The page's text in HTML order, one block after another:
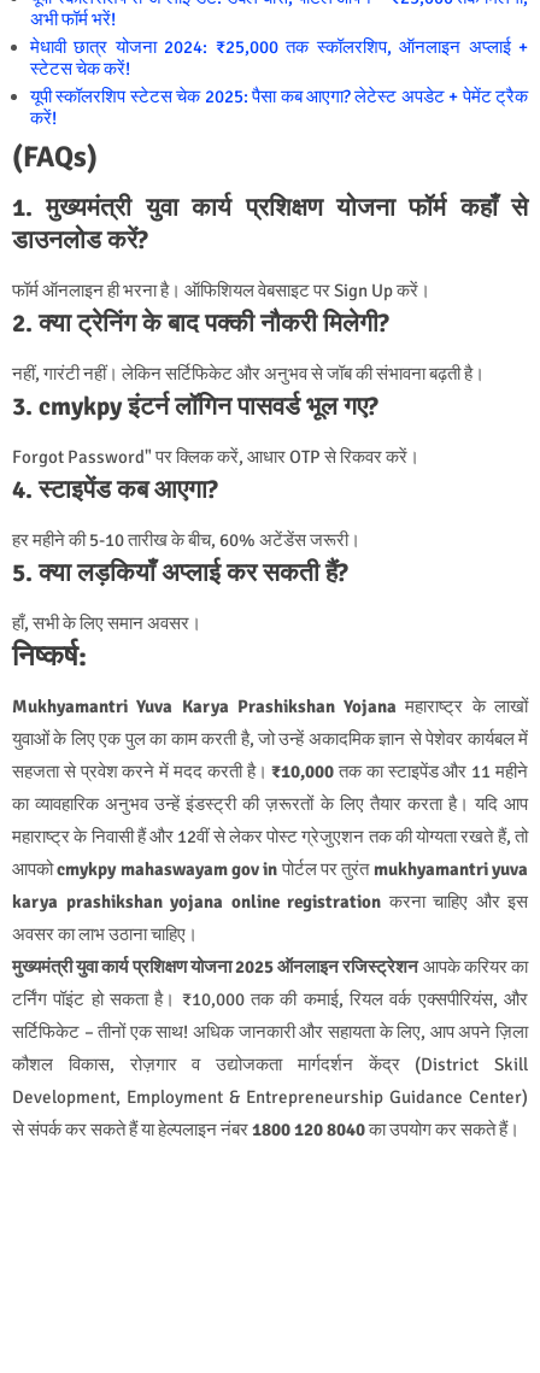
अभी फॉर्म भरें!
मेधावी छात्र योजना 2024: ₹25,000 तक स्कॉलरशिप, ऑनलाइन अप्लाई +
स्टेटस चेक करें!
यूपी स्कॉलरशिप स्टेटस चेक 2025: पैसा कब आएगा? लेटेस्ट अपडेट + पेमेंट ट्रैक
करें!
(FAQs)
1. मुख्यमंत्री युवा कार्य प्रशिक्षण योजना फॉर्म कहाँ से
डाउनलोड करें?
फॉर्म ऑनलाइन ही भरना है। ऑफिशियल वेबसाइट पर Sign Up करें।
2. क्या ट्रेनिंग के बाद पक्की नौकरी मिलेगी?
नहीं, गारंटी नहीं। लेकिन सर्टिफिकेट और अनुभव से जॉब की संभावना बढ़ती है।
3. cmykpy इंटर्न लॉगिन पासवर्ड भूल गए?
Forgot Password" पर क्लिक करें, आधार OTP से रिकवर करें।
4. स्टाइपेंड कब आएगा?
हर महीने की 5-10 तारीख के बीच, 60% अटेंडेंस जरूरी।
5. क्या लड़कियाँ अप्लाई कर सकती हैं?
हाँ, सभी के लिए समान अवसर।
निष्कर्ष:
Mukhyamantri Yuva Karya Prashikshan Yojana महाराष्ट्र के लाखों
युवाओं के लिए एक पुल का काम करती है, जो उन्हें अकादमिक ज्ञान से पेशेवर कार्यबल में
सहजता से प्रवेश करने में मदद करती है।₹10,000तक का स्टाइपेंड और 11 महीने
का व्यावहारिक अनुभव उन्हें इंडस्ट्री की ज़रूरतों के लिए तैयार करता है। यदि आप
महाराष्ट्र के निवासी हैं और 12वीं से लेकर पोस्ट ग्रेजुएशन तक की योग्यता रखते हैं, तो
आपकोcmykpy mahaswayam gov inपोर्टल पर तुरंत mukhyamantri yuva
karya prashikshan yojana online registration करना चाहिए और इस
अवसर का लाभ उठाना चाहिए।
मुख्यमंत्री युवा कार्य प्रशिक्षण योजना 2025 ऑनलाइन रजिस्ट्रेशनआपके करियर का
टर्निंग पॉइंट हो सकता है। ₹10,000 तक की कमाई, रियल वर्क एक्सपीरियंस, और
सर्टिफिकेट – तीनों एक साथ! अधिक जानकारी और सहायता के लिए, आप अपने ज़िला
कौशल विकास, रोज़गार व उद्योजकता मार्गदर्शन केंद्र (District Skill
Development, Employment & Entrepreneurship Guidance Center)
से संपर्क कर सकते हैं या हेल्पलाइन नंबर1800 120 8040का उपयोग कर सकते हैं।